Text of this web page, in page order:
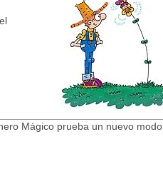
Mágico prueba un nuevo modo